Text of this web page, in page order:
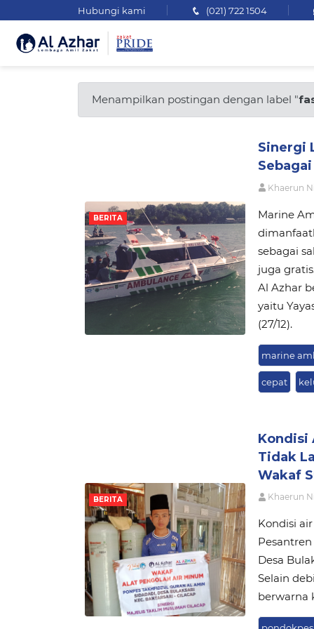
Hubungi kami (021) 722 1504
Menampilkan postingan dengan label "
BERITA
Sinergi
Khaerun
Marine
sebagai
juga
Al Azhar
yaitu
(27/12).
marine
cepat
BERITA
Kondisi
Tidak
Wakaf
Khaerun
Kondisi
Desa
Selain
berwarna